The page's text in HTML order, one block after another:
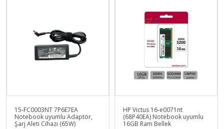
15-FC0003NT 7P6E7EA
Notebook uyumlu Adaptör,
Şarj Aleti Cihazı (65W)
HP Victus 16-e0071nt
(68P40EA) Notebook uyumlu
16GB Ram Bellek